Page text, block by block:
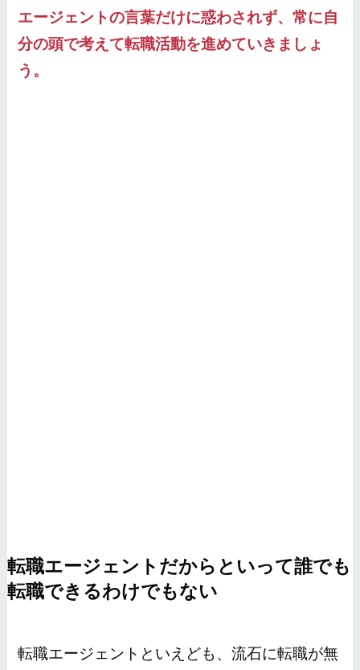
エージェントの言葉だけに惑わされず、常に自
分の頭で考えて転職活動を進めていきましょ
う。
転職エージェントだからといって誰でも
転職できるわけでもない
転職エージェントといえども、流石に転職が無